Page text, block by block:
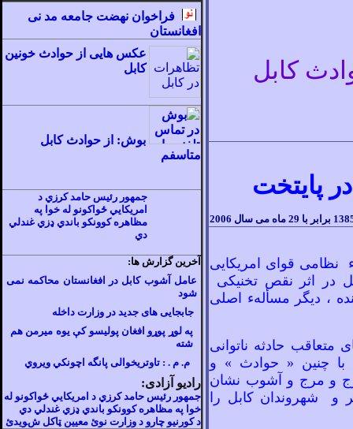
کابل
پايتخت
نظامی قوای امريکايی
در اثر نقص تخنيکی
، ديگر مسألهء اصلی
حادثه ناتوانی
با چنين « حوادث » و
و مرج و آشوب نشان
و شهروندان کابل را
فراخوان نهضت جامعه مد نی
افغانستان
عکس هايی از حوادث خونين
کابل
بوش: از حوادث کابل
متاسفم
جمهور رئيس حامد کرزي د
امريکايي ځواکونو له خوا په
مظاهره کوونکو باندي ډزي غندلي
دي
آخرين گزارش ها:
عامل آشوب کابل در افغانستان محاکمه نمی
شود
جابجايی های جديد در وزارت داخله
په لوړ پوړو افغان پوليسو کې يوه ميرمن هم
شته
م. م . : تاوتريخوالى پانگه اچونکي ويروي
راديو آزادی:
جمهور رئيس حامد کرزي د امريکايي ځواکونو له
خوا په مظاهره کوونکو باندي ډزي غندلي دي
د کورنيو چارو د وزارت نوئ معيين ټاکل شويدئ